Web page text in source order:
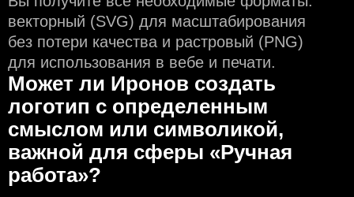
векторный (SVG) для масштабирования
без потери качества и растровый (PNG)
для использования в вебе и печати.
Может ли Иронов создать
логотип с определeнным
смыслом или символикой,
важной для сферы «Ручная
работа»?